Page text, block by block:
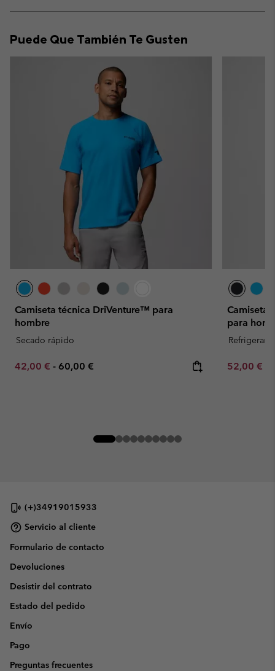
or
Puede Que También Te Gusten
Camiseta técnica DriVenture™ para
hombre
Secado rápido
Minimum sale price:
42,00 € - Maximum price:
60,00 €
Camiseta
para
Minimum
52,00 €
(+)34919015933
Servicio al cliente
Formulario de contacto
Devoluciones
Desistir del contrato
Estado del pedido
Envío
Pago
Preguntas frecuentes